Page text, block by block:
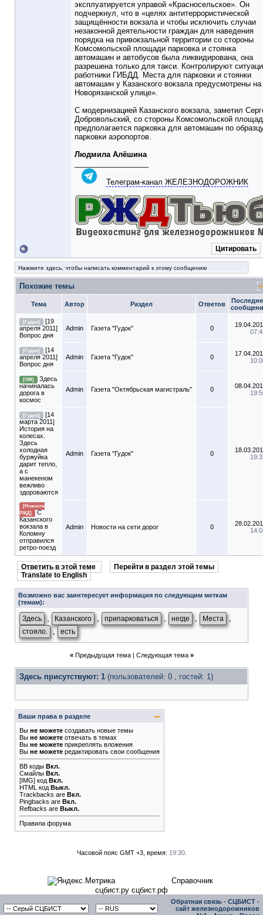
эксплуатируется управой «Красносельское». Он
подчеркнул, что в «целях антитеррористической
защищённости вокзала и чтобы исключить случаи
незаконной деятельности граждан для наведения
порядка на привокзальной территории со стороны
Комсомольской площади парковка и стоянка
автомашин и автобусов была ликвидирована, она
разрешена только для такси. Контролируют
работники ГИБДД. Места для парковки и стоянки
автомашин у Казанского вокзала предусмотрены на
Новорязанской улице».
С модернизацией Казанского вокзала, заметил
Добровольский, со стороны Комсомольской
предполагается парковка для автомашин по
парковки аэропортов.
Людмила Алёшина
Телеграм-канал ЖЕЛЕЗНОДОРОЖНИК
Цитировать
Нажмите здесь, чтобы написать комментарий к этому сообщению
Похожие темы
Тема Автор Раздел Ответов
[Гудок]
[19
апреля 2011]
Вопрос дня
Admin Газета "Гудок" 0
[Гудок]
[14
апреля 2011]
Вопрос дня
Admin Газета "Гудок" 0
[ОМ]
Здесь
начиналась
дорога в
космос
Admin Газета "Октябрьская магистраль" 0
[Гудок]
[14
марта 2011]
История на
колесах.
Здесь
холодная
буржуйка
дарит тепло,
а с
манекеном
вежливо
здороваются
Admin Газета "Гудок" 0
[Новости
РЖД]
С
Казанского
вокзала в
Коломну
отправился
ретро-поезд
Admin Новости на сети дорог 0
Ответить в этой теме
Перейти в раздел этой темы
Translate to English
Возможно вас заинтересует информация по следующим меткам
(темам):
Здесь Казанского припарковаться негде Места
стояло. , есть
« Предыдущая тема| Следующая тема »
Здесь присутствуют: 1 (пользователей: 0 , гостей: 1)
Ваши права в разделе
Вы не можете создавать новые темы
Вы не можете отвечать в темах
Вы не можете прикреплять вложения
Вы не можете редактировать свои сообщения
BB коды Вкл.
Смайлы Вкл.
[IMG] код Вкл.
HTML код Выкл.
Trackbacks are Вкл.
Pingbacks are Вкл.
Refbacks are Выкл.
Правила форума
Часовой пояс GMT +3, время: 19:30.
Справочник
сцбист.ру сцбист.рф
Обратная связь - СЦБИСТ -
сайт железнодорожников